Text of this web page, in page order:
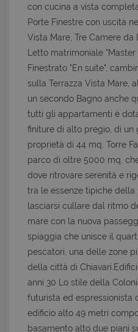
con cucina a vista
Porte Finestre con uscita
Vista Mare, Tre Camere
Letto matrimoniale
Finestrato "En suite",
sulla Terrazza Vista Mare,
un secondo Bagno anche
tutti gli appartamenti è
finiture di alto pregio, di un
proprietà di 44 mq. Torre
parco di oltre 5000 mq.
dove ritrovare serenità e
tra le essenze tipiche
lasciarsi cullare dal ritmo
mare con la nuova
spiaggia che unisce il
pescatori, una delle zone
della città di
anni 30 Lo stile della
futurista ed espressionista
edificio alto 49 metri
basamento alto due piani